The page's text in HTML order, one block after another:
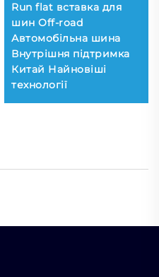
Run flat вставка для
шин Off-road
Автомобільна шина
Внутрішня підтримка
Китай Найновіші
технології